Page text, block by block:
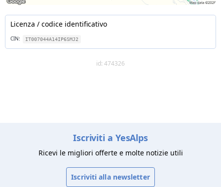
Licenza / codice identificativo
CIN: IT007044A14IP6SMJ2
id: 474326
Iscriviti a YesAlps
Ricevi le migliori offerte e molte notizie utili
Iscriviti alla newsletter